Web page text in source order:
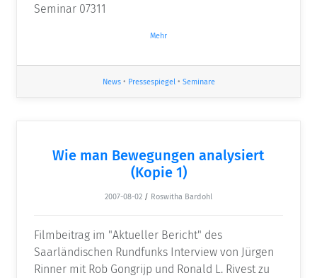
Seminar 07311
Mehr
News• Pressespiegel • Seminare
Wie man Bewegungen analysiert
(Kopie 1)
2007-08-02 / Roswitha Bardohl
Filmbeitrag im "Aktueller Bericht" des
Saarländischen Rundfunks Interview von Jürgen
Rinner mit Rob Gongrijp und Ronald L. Rivest zu